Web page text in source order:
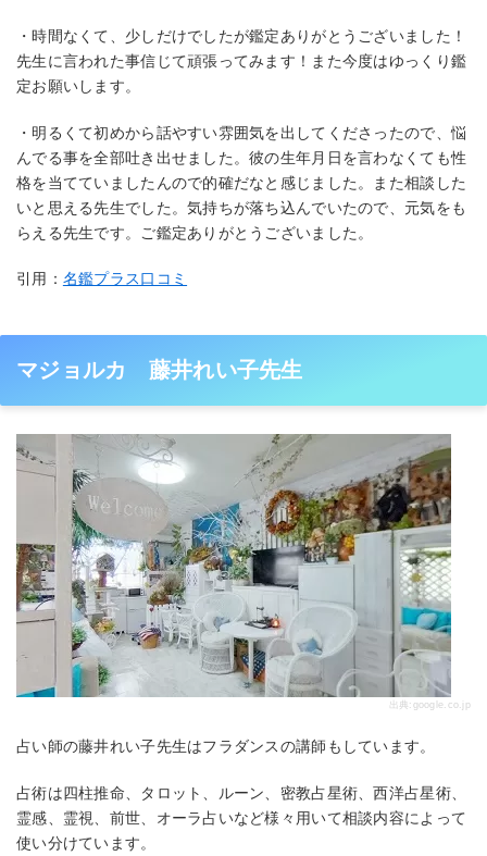
・時間なくて、少しだけでしたが鑑定ありがとうございました！
先生に言われた事信じて頑張ってみます！また今度はゆっくり鑑
定お願いします。
・明るくて初めから話やすい雰囲気を出してくださったので、悩
んでる事を全部吐き出せました。彼の生年月日を言わなくても性
格を当てていましたんので的確だなと感じました。また相談した
いと思える先生でした。気持ちが落ち込んでいたので、元気をも
らえる先生です。ご鑑定ありがとうございました。
引用： 名鑑プラス口コミ
マジョルカ 藤井れい子先生
出典: google.co.jp
占い師の藤井れい子先生はフラダンスの講師もしています。
占術は四柱推命、タロット、ルーン、密教占星術、西洋占星術、
霊感、霊視、前世、オーラ占いなど様々用いて相談内容によって
使い分けています。